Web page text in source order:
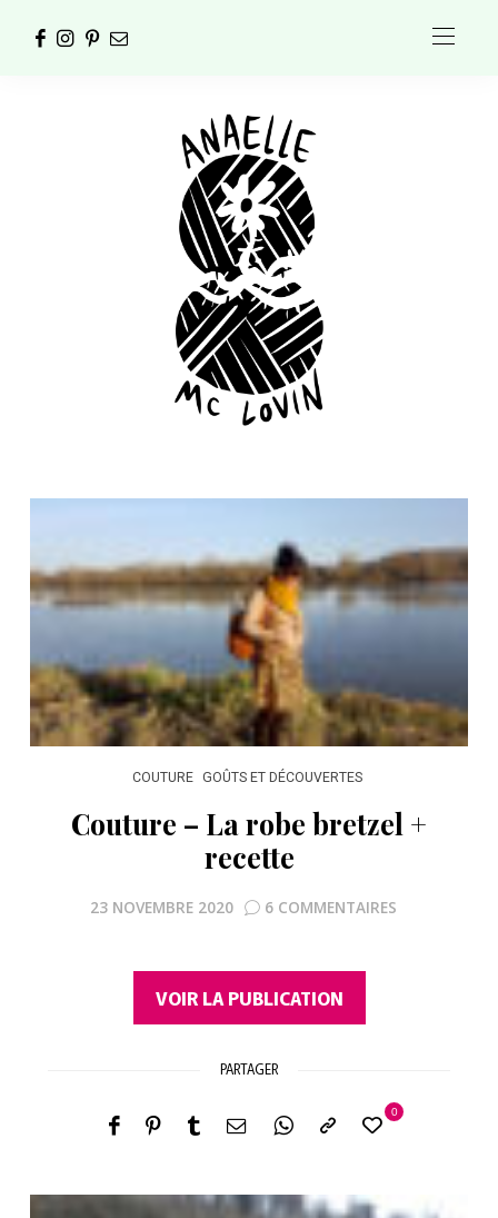
COUTURE GOÛTS ET DÉCOUVERTES
Couture – La robe bretzel +
recette
23 NOVEMBRE 2020 6 COMMENTAIRES
VOIR LA PUBLICATION
PARTAGER
0